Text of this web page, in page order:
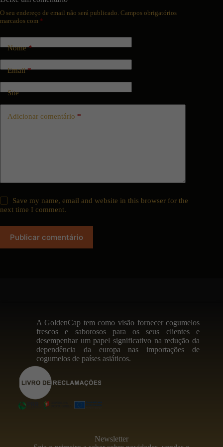
O seu endereço de email não será publicado. Campos obrigatórios
marcados com *
Nome*
Email*
Site
Adicionar comentário *
Save my name, email and website in this browser for the
next time I comment.
Publicar comentário
A GoldenCap tem como visão fornecer cogumelos
frescos e saborosos para os seus clientes e
desempenhar um papel significativo na redução da
dependência da europa nas importações de
cogumelos de países asiáticos.
Newsletter